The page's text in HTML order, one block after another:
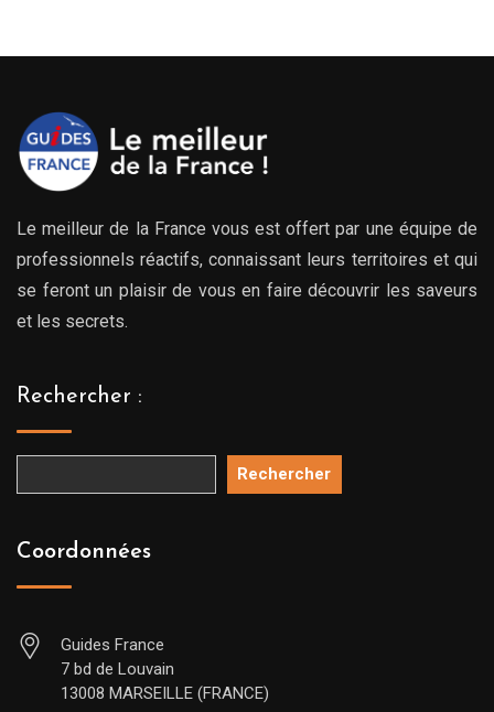
Le meilleur de la France vous est offert par une équipe de
professionnels réactifs, connaissant leurs territoires et qui
se feront un plaisir de vous en faire découvrir les saveurs
et les secrets.
Rechercher :
Rechercher
Coordonnées
Guides France
7 bd de Louvain
13008 MARSEILLE (FRANCE)